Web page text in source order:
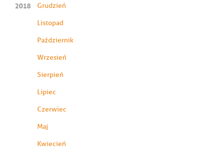
2018 Grudzień
Listopad
Październik
Wrzesień
Sierpień
Lipiec
Czerwiec
Maj
Kwiecień